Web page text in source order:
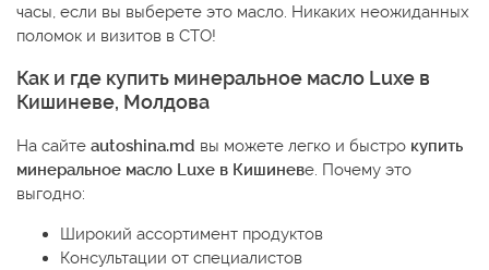
часы, если вы выберете это масло. Никаких неожиданных
поломок и визитов в СТО!
Как и где купить минеральное масло Luxe в
Кишиневе, Молдова
На сайте autoshina.md вы можете легко и быстро купить
минеральное масло Luxe в Кишиневе. Почему это
выгодно:
Широкий ассортимент продуктов
Консультации от специалистов